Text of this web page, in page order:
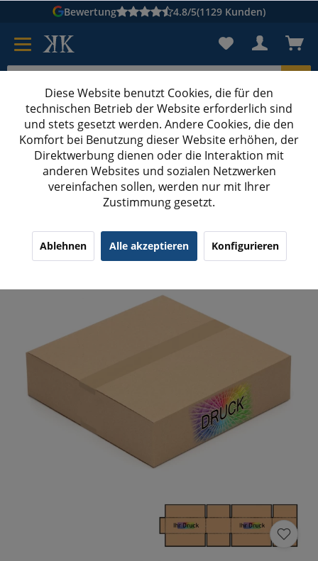
Bewertung 4.8/5(1129 Kunden)
Karton suchen
Kartons bedruckenKartons nach Maß
Quadratische Kartons bedrucken
400x400x100 mm einwellige Kartons quadratisch
(13) 4.54/5.00
Diese Website benutzt Cookies, die für den
technischen Betrieb der Website erforderlich sind
und stets gesetzt werden. Andere Cookies, die den
Komfort bei Benutzung dieser Website erhöhen, der
Direktwerbung dienen oder die Interaktion mit
anderen Websites und sozialen Netzwerken
vereinfachen sollen, werden nur mit Ihrer
Zustimmung gesetzt.
Ablehnen Alle akzeptieren Konfigurieren